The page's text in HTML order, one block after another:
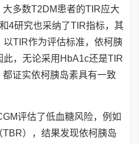
多数T2DM患者的TIR应大
4研究也采纳了TIR指标，其
TIR作为评估标准，依柯胰
，无论采用HbA1c还是TIR
证实依柯胰岛素具有一致
评估了低血糖风险，例如
），结果发现依柯胰岛